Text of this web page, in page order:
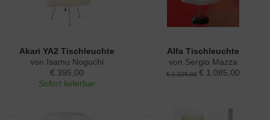
Akari YA2 Tischleuchte
von Isamu Noguchi
€ 395,00
Sofort lieferbar
Alfa Tischleuchte
von Sergio Mazza
€ 1.225,00 € 1.085,00